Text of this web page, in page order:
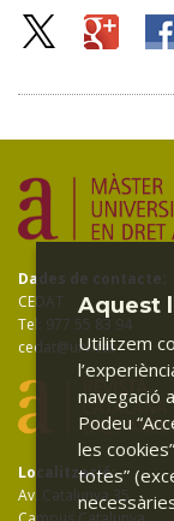
Dades de contacte:
CEDAT
Tel: 977 55 83 94
cedat@urv.cat
Localització:
Av. Catalunya 35
Aquest
Utilitzem
navegació
Podeu
les
totes”